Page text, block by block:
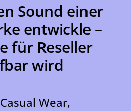
Sound einer
entwickle –
für Reseller
wird
Casual Wear,